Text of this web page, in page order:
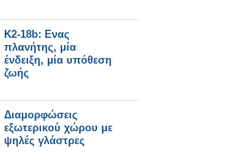
K2-18b: Ενας
πλανήτης, μία
ένδειξη, μία υπόθεση
ζωής
Διαμορφώσεις
εξωτερικού χώρου με
ψηλές γλάστρες